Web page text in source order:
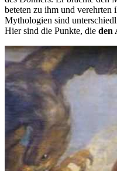
beteten zu ihm und verehrten
Mythologien sind
Hier sind die Punkte, die den